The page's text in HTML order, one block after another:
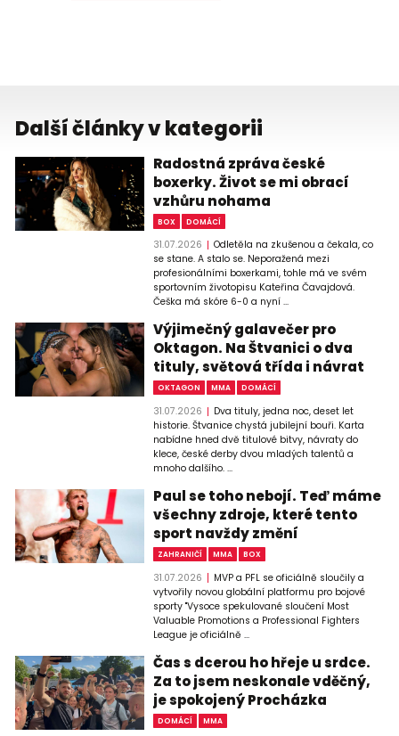
Další články v kategorii
Radostná zpráva české
boxerky. Život se mi obrací
vzhůru nohama
BOX DOMÁCÍ
31.07.2026
Odletěla na zkušenou a čekala, co
se stane. A stalo se. Neporažená mezi
profesionálními boxerkami, tohle má ve svém
sportovním životopisu Kateřina Čavajdová.
Češka má skóre 6-0 a nyní ...
Výjimečný galavečer pro
Oktagon. Na Štvanici o dva
tituly, světová třída i návrat
OKTAGON MMA DOMÁCÍ
31.07.2026
Dva tituly, jedna noc, deset let
historie. Štvanice chystá jubilejní bouři. Karta
nabídne hned dvě titulové bitvy, návraty do
klece, české derby dvou mladých talentů a
mnoho dalšího. ...
Paul se toho nebojí. Teď máme
všechny zdroje, které tento
sport navždy změní
ZAHRANIČÍ MMA BOX
31.07.2026
MVP a PFL se oficiálně sloučily a
vytvořily novou globální platformu pro bojové
sporty "Vysoce spekulované sloučení Most
Valuable Promotions a Professional Fighters
League je oficiálně ...
Čas s dcerou ho hřeje u srdce.
Za to jsem neskonale vděčný,
je spokojený Procházka
DOMÁCÍ MMA